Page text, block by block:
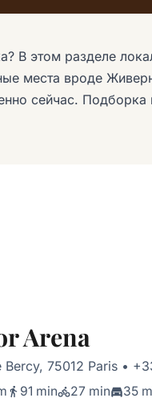
В этом разделе
места вроде
сейчас.
Arena
Bercy, 75012 Paris •
91 min 27 min 35